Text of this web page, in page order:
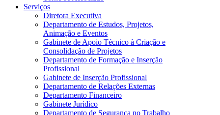
Serviços
Diretora Executiva
Departamento de Estudos, Projetos,
Animação e Eventos
Gabinete de Apoio Técnico à Criação e
Consolidação de Projetos
Departamento de Formação e Inserção
Profissional
Gabinete de Inserção Profissional
Departamento de Relações Externas
Departamento Financeiro
Gabinete Jurídico
Departamento de Segurança no Trabalho